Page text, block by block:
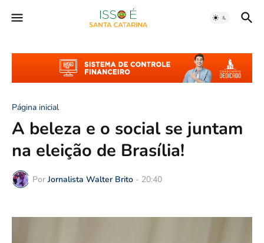
Página inicial
A beleza e o social se juntam
na eleição de Brasília!
Por Jornalista Walter Brito - 20:40